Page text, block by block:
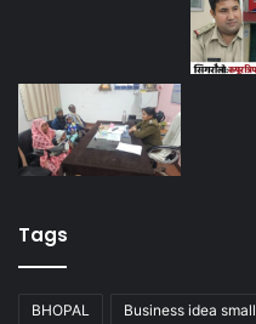
Tags
BHOPAL Business idea small